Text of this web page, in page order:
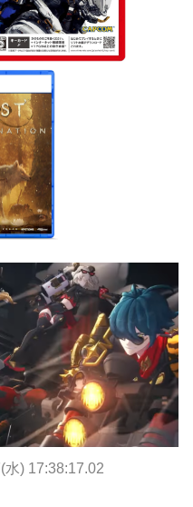
水) 17:38:17.02